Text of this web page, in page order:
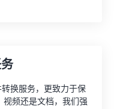
换服务，更致力于保
频还是文档，我们强